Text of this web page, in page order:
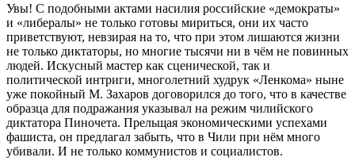
Увы! С подобными актами насилия российские «демократы»
и «либералы» не только готовы мириться, они их часто
приветствуют, невзирая на то, что при этом лишаются жизни
не только диктаторы, но многие тысячи ни в чём не повинных
людей. Искусный мастер как сценической, так и
политической интриги, многолетний худрук «Ленкома» ныне
уже покойный М. Захаров договорился до того, что в качестве
образца для подражания указывал на режим чилийского
диктатора Пиночета. Прельщая экономическими успехами
фашиста, он предлагал забыть, что в Чили при нём много
убивали. И не только коммунистов и социалистов.